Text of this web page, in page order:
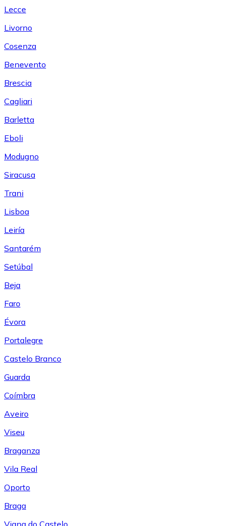
Lecce
Livorno
Cosenza
Benevento
Brescia
Cagliari
Barletta
Eboli
Modugno
Siracusa
Trani
Lisboa
Leiría
Santarém
Setúbal
Beja
Faro
Évora
Portalegre
Castelo Branco
Guarda
Coímbra
Aveiro
Viseu
Braganza
Vila Real
Oporto
Braga
Viana do Castelo